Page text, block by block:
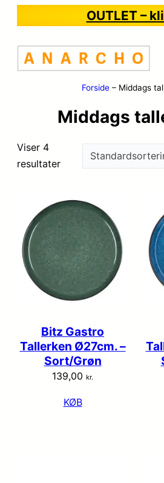
OUTLET –
Forside– Middags
Middags
Viser 4
resultater
Bitz Gastro
Tallerken Ø27cm. –
Sort/Grøn
139,00 kr.
KØB